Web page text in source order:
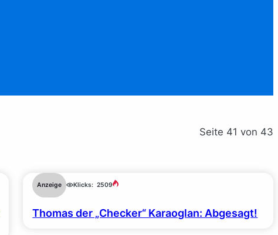
Seite 41 von 43
Anzeige Klicks: 2509
Thomas der „Checker“ Karaoglan: Abgesagt!